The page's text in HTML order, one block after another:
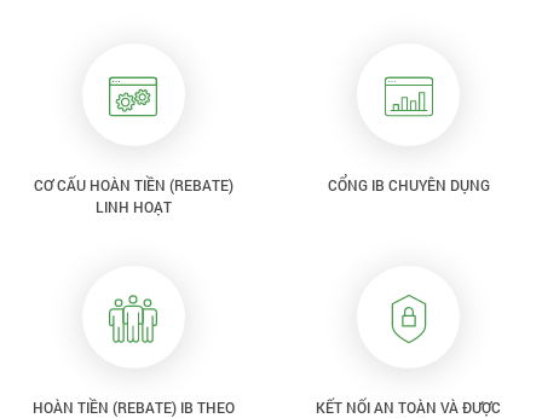
CƠ CẤU HOÀN TIỀN (REBATE)
LINH HOẠT
CỔNG IB CHUYÊN DỤNG
HOÀN TIỀN (REBATE) IB THEO
KẾT NỐI AN TOÀN VÀ ĐƯỢC